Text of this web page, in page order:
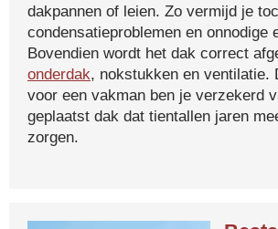
dakpannen of leien. Zo vermijd je
condensatieproblemen en onnodige
Bovendien wordt het dak correct
onderdak, nokstukken en ventilatie.
voor een vakman ben je verzekerd
geplaatst dak dat tientallen jaren
zorgen.